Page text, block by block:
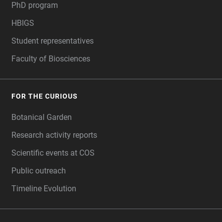
PhD program
HBIGS
Student representatives
Faculty of Biosciences
FOR THE CURIOUS
Botanical Garden
Research activity reports
Scientific events at COS
Public outreach
Timeline Evolution